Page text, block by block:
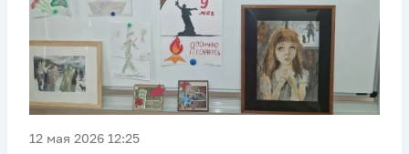
12 мая 2026 12:25